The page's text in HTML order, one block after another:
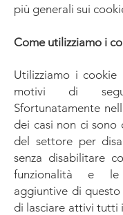
più generali sui
Come utilizziamo i
Utilizziamo i cookie
motivi di
Sfortunatamente
dei casi non ci sono
del settore per
senza disabilitare
funzionalità e le
aggiuntive di
di lasciare attivi tutti